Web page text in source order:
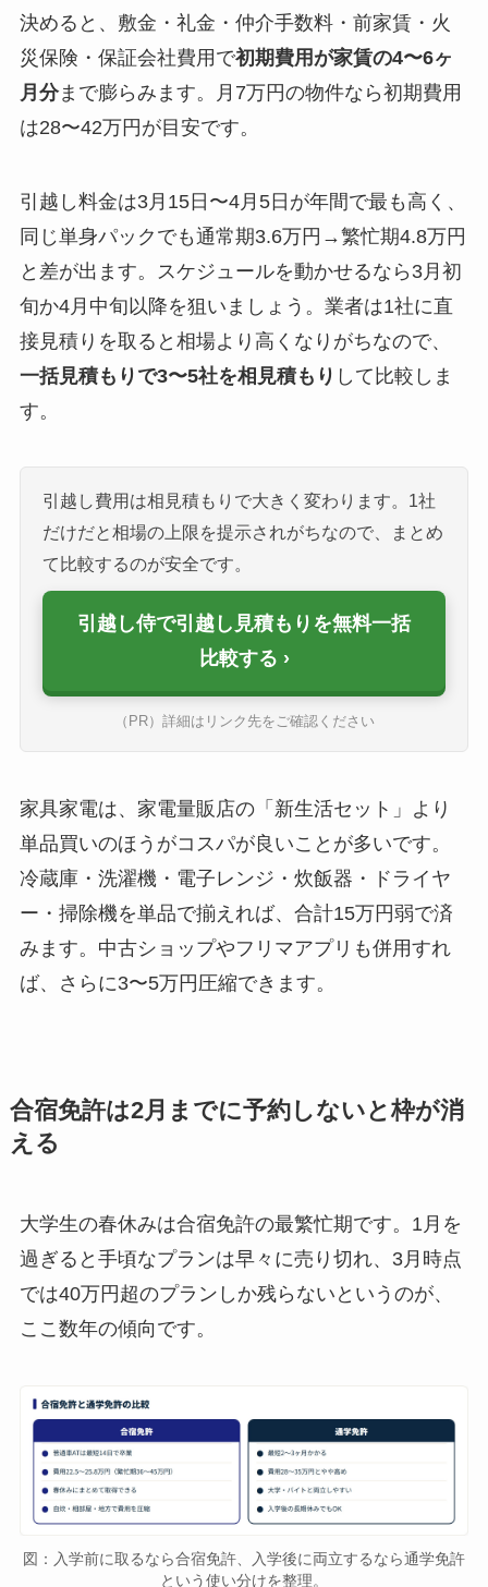
決めると、敷金・礼金・仲介手数料・前家賃・火
災保険・保証会社費用で初期費用が家賃の4〜6ヶ
月分まで膨らみます。月7万円の物件なら初期費用
は28〜42万円が目安です。
引越し料金は3月15日〜4月5日が年間で最も高く、
同じ単身パックでも通常期3.6万円→繁忙期4.8万円
と差が出ます。スケジュールを動かせるなら3月初
旬か4月中旬以降を狙いましょう。業者は1社に直
接見積りを取ると相場より高くなりがちなので、
一括見積もりで3〜5社を相見積もり して比較しま
す。
引越し費用は相見積もりで大きく変わります。1社
だけだと相場の上限を提示されがちなので、まとめ
て比較するのが安全です。
引越し侍で引越し見積もりを無料一括
比較する
（PR）詳細はリンク先をご確認ください
家具家電は、家電量販店の「新生活セット」より
単品買いのほうがコスパが良いことが多いです。
冷蔵庫・洗濯機・電子レンジ・炊飯器・ドライヤ
ー・掃除機を単品で揃えれば、合計15万円弱で済
みます。中古ショップやフリマアプリも併用すれ
ば、さらに3〜5万円圧縮できます。
合宿免許は2月までに予約しないと枠が消
える
大学生の春休みは合宿免許の最繁忙期です。1月を
過ぎると手頃なプランは早々に売り切れ、3月時点
では40万円超のプランしか残らないというのが、
ここ数年の傾向です。
図：入学前に取るなら合宿免許、入学後に両立するなら通学免許
という使い分けを整理。